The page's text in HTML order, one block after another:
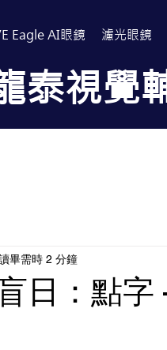
Eagle AI眼鏡 濾光眼鏡
泰視覺
日：點
畢需時 2 分鐘